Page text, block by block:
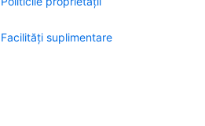
Facilităţi suplimentare